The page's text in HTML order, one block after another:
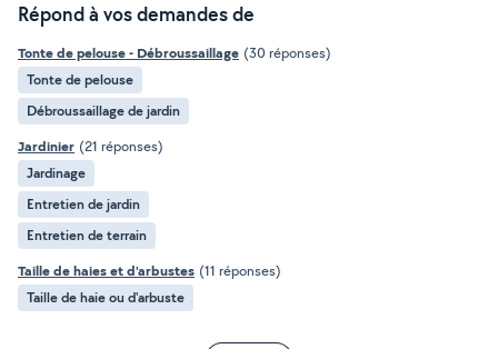
Répond à vos demandes de
Tonte de pelouse - Débroussaillage (30 réponses)
Tonte de pelouse
Débroussaillage de jardin
Jardinier (21 réponses)
Jardinage
Entretien de jardin
Entretien de terrain
Taille de haies et d'arbustes (11 réponses)
Taille de haie ou d'arbuste